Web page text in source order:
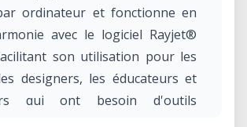
ordinateur et fonctionne en
avec le logiciel Rayjet®
son utilisation pour les
designers, les éducateurs et
qui ont besoin d'outils